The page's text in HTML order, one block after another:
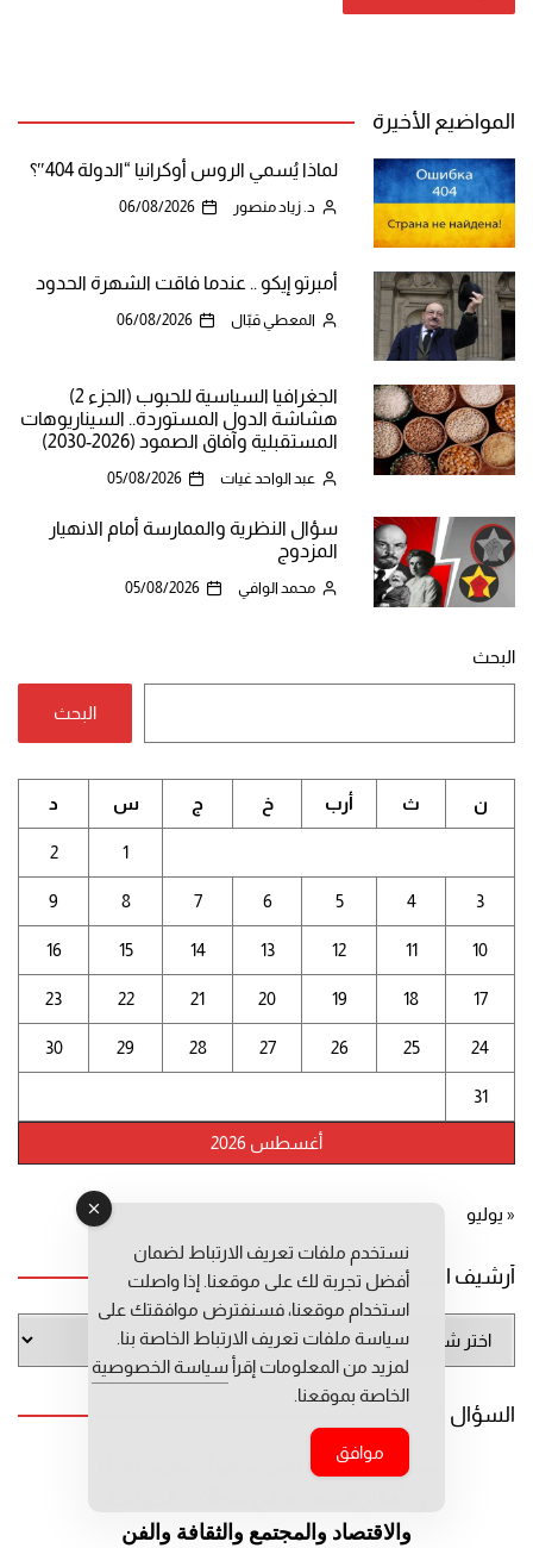
المواضيع الأخيرة
لماذا يُسمي الروس أوكرانيا “الدولة 404″؟
د. زياد منصور 06/08/2026
أمبرتو إيكو .. عندما فاقت الشهرة الحدود
المعطي قبّال 06/08/2026
الجغرافيا السياسية للحبوب (الجزء 2)
هشاشة الدول المستوردة.. السيناريوهات
المستقبلية وآفاق الصمود (2026-2030)
عبد الواحد غيات 05/08/2026
سؤال النظرية والممارسة أمام الانهيار
المزدوج
محمد الوافي 05/08/2026
البحث
البحث
أغسطس 2026
ن ث أرب خ ج س د
1
2
3
4
5
6
7
8
9
10
11
12
13
14
15
16
17
18
19
20
21
22
23
24
25
26
27
28
29
30
31
« يوليو
أرشيف الموقع
الموقع
السؤال الآن
منصة إلكترونية تعنى بالحوار ونشر
والاقتصاد والمجتمع والثقافة والفن
نستخدم ملفات تعريف الارتباط لضمان
أفضل تجربة لك على موقعنا. إذا واصلت
استخدام موقعنا، فسنفترض موافقتك على
سياسة ملفات تعريف الارتباط الخاصة بنا.
لمزيد من المعلومات إقرأ سياسة الخصوصية
الخاصة بموقعنا.
موافق